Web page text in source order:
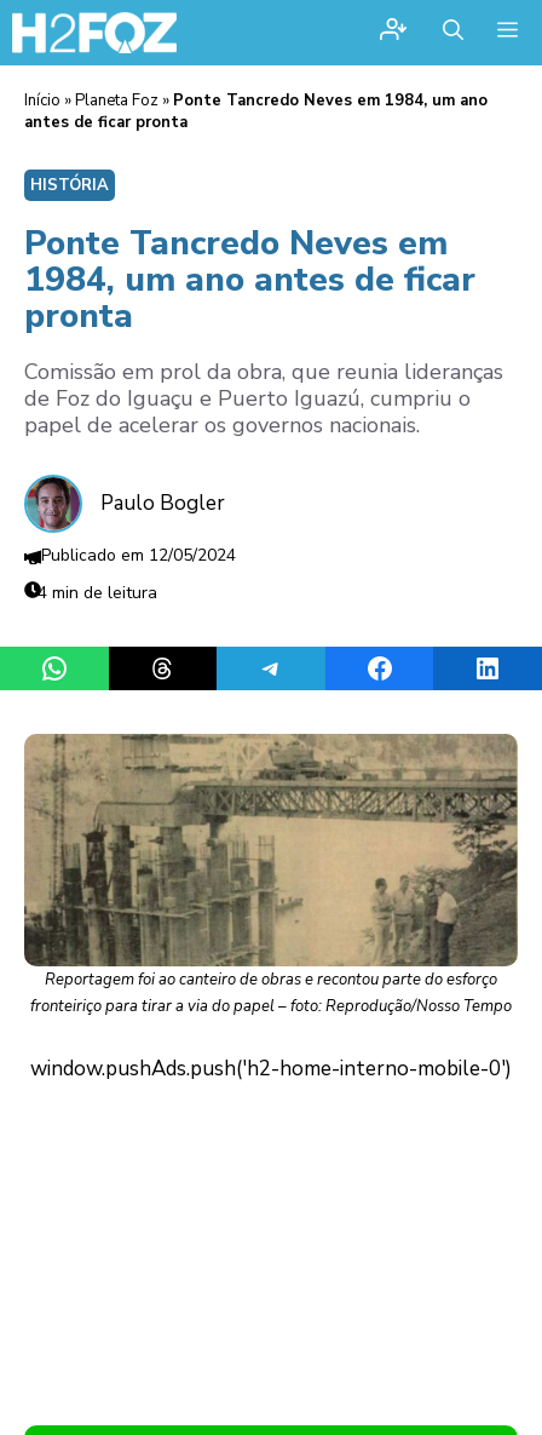
Início »Planeta Foz » Ponte Tancredo Neves em 1984, um ano
antes de ficar pronta
HISTÓRIA
Ponte Tancredo Neves em
1984, um ano antes de ficar
pronta
Comissão em prol da obra, que reunia lideranças
de Foz do Iguaçu e Puerto Iguazú, cumpriu o
papel de acelerar os governos nacionais.
Paulo Bogler
12/05/2024
4 min de leitura
Share on WhatsAppShare on ThreadsShare on TelegramShare on Facebook
Reportagem foi ao canteiro de obras e recontou parte do esforço
fronteiriço para tirar a via do papel – foto: Reprodução/Nosso Tempo